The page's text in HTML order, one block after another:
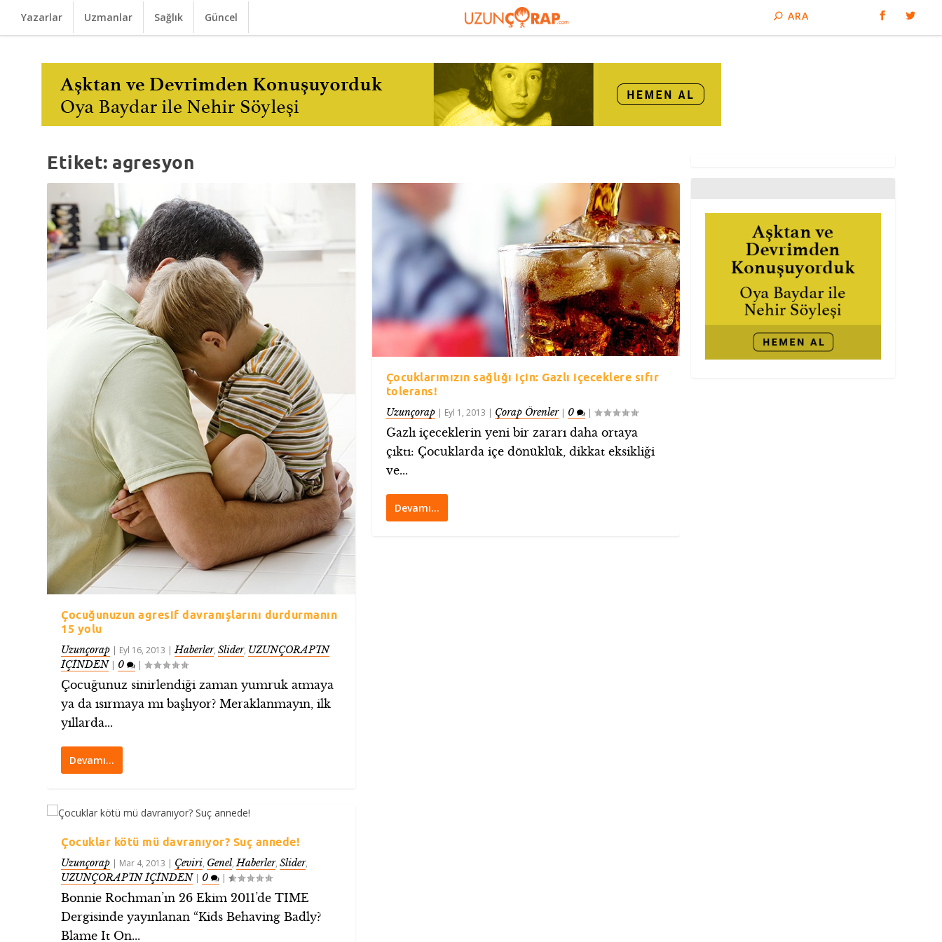
Yazarlar Uzmanlar Sağlık Güncel
Etiket: agresyon
Çocuğunuzun agresif davranışlarını durdurmanın
15 yolu
Uzunçorap | Eyl 16, 2013 |Haberler,Slider, UZUNÇORAP’IN
İÇİNDEN| 0 |
Çocuğunuz sinirlendiği zaman yumruk atmaya
ya da ısırmaya mı başlıyor? Meraklanmayın, ilk
yıllarda...
Devamı…
Çocuklar kötü mü davranıyor? Suç annede!
Uzunçorap | Mar 4, 2013 | Çeviri, Genel,Haberler,Slider,
UZUNÇORAP’IN İÇİNDEN| 0 |
Bonnie Rochman’ın 26 Ekim 2011’de TIME
Dergisinde yayınlanan “Kids Behaving Badly?
Blame It On...
Çocuklarımızın sağlığı için: Gazlı içeceklere sıfır
tolerans!
Uzunçorap| Eyl 1, 2013 | Çorap Örenler| 0 |
Gazlı içeceklerin yeni bir zararı daha ortaya
çıktı: Çocuklarda içe dönüklük, dikkat eksikliği
ve...
Devamı…